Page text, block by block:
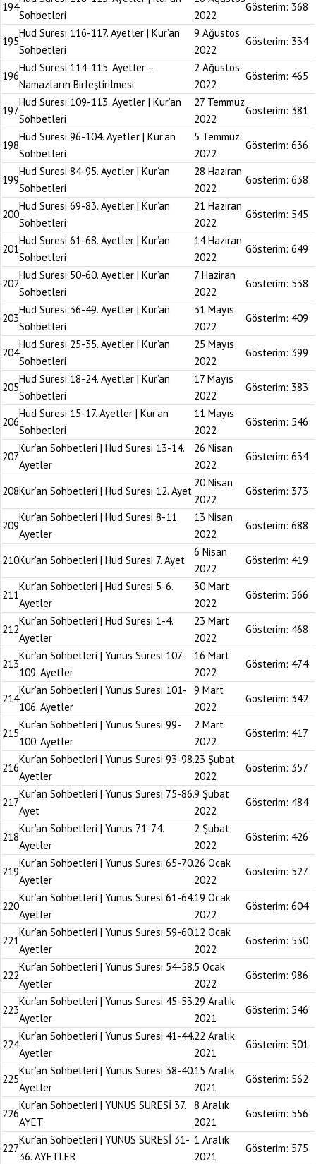
194
Sohbetleri
2022
Gösterim: 368
195
Hud Suresi 116-117. Ayetler | Kur’an
Sohbetleri
9 Ağustos
2022
Gösterim: 334
196
Hud Suresi 114-115. Ayetler –
Namazların Birleştirilmesi
2 Ağustos
2022
Gösterim: 465
197
Hud Suresi 109-113. Ayetler | Kur’an
Sohbetleri
27 Temmuz
2022
Gösterim: 381
198
Hud Suresi 96-104. Ayetler | Kur’an
Sohbetleri
5 Temmuz
2022
Gösterim: 636
199
Hud Suresi 84-95. Ayetler | Kur’an
Sohbetleri
28 Haziran
2022
Gösterim: 638
200
Hud Suresi 69-83. Ayetler | Kur’an
Sohbetleri
21 Haziran
2022
Gösterim: 545
201
Hud Suresi 61-68. Ayetler | Kur’an
Sohbetleri
14 Haziran
2022
Gösterim: 649
202
Hud Suresi 50-60. Ayetler | Kur’an
Sohbetleri
7 Haziran
2022
Gösterim: 538
203
Hud Suresi 36-49. Ayetler | Kur’an
Sohbetleri
31 Mayıs
2022
Gösterim: 409
204
Hud Suresi 25-35. Ayetler | Kur’an
Sohbetleri
25 Mayıs
2022
Gösterim: 399
205
Hud Suresi 18-24. Ayetler | Kur’an
Sohbetleri
17 Mayıs
2022
Gösterim: 383
206
Hud Suresi 15-17. Ayetler | Kur’an
Sohbetleri
11 Mayıs
2022
Gösterim: 546
207
Kur’an Sohbetleri | Hud Suresi 13-14.
Ayetler
26 Nisan
2022
Gösterim: 634
208Kur’an Sohbetleri | Hud Suresi 12. Ayet
20 Nisan
2022
Gösterim: 373
209
Kur’an Sohbetleri | Hud Suresi 8-11.
Ayetler
13 Nisan
2022
Gösterim: 688
210Kur’an Sohbetleri | Hud Suresi 7. Ayet
6 Nisan
2022
Gösterim: 419
211
Kur’an Sohbetleri | Hud Suresi 5-6.
Ayetler
30 Mart
2022
Gösterim: 566
212
Kur’an Sohbetleri | Hud Suresi 1-4.
Ayetler
23 Mart
2022
Gösterim: 468
213
Kur’an Sohbetleri | Yunus Suresi 107-
109. Ayetler
16 Mart
2022
Gösterim: 474
214
Kur’an Sohbetleri | Yunus Suresi 101-
106. Ayetler
9 Mart
2022
Gösterim: 342
215
Kur’an Sohbetleri | Yunus Suresi 99-
100. Ayetler
2 Mart
2022
Gösterim: 417
216
Kur’an Sohbetleri | Yunus Suresi 93-98.
Ayetler
23 Şubat
2022
Gösterim: 357
217
Kur’an Sohbetleri | Yunus Suresi 75-86.
Ayet
9 Şubat
2022
Gösterim: 484
218
Kur’an Sohbetleri | Yunus 71-74.
Ayetler
2 Şubat
2022
Gösterim: 426
219
Kur’an Sohbetleri | Yunus Suresi 65-70.
Ayetler
26 Ocak
2022
Gösterim: 527
220
Kur’an Sohbetleri | Yunus Suresi 61-64.
Ayetler
19 Ocak
2022
Gösterim: 604
221
Kur’an Sohbetleri | Yunus Suresi 59-60.
Ayetler
12 Ocak
2022
Gösterim: 530
222
Kur’an Sohbetleri | Yunus Suresi 54-58.
Ayetler
5 Ocak
2022
Gösterim: 986
223
Kur’an Sohbetleri | Yunus Suresi 45-53.
Ayetler
29 Aralık
2021
Gösterim: 546
224
Kur’an Sohbetleri | Yunus Suresi 41-44.
Ayetler
22 Aralık
2021
Gösterim: 501
225
Kur’an Sohbetleri | Yunus Suresi 38-40.
Ayetler
15 Aralık
2021
Gösterim: 562
226
Kur’an Sohbetleri | YUNUS SURESİ 37.
AYET
8 Aralık
2021
Gösterim: 556
227
Kur’an Sohbetleri | YUNUS SURESİ 31-
36. AYETLER
1 Aralık
2021
Gösterim: 575